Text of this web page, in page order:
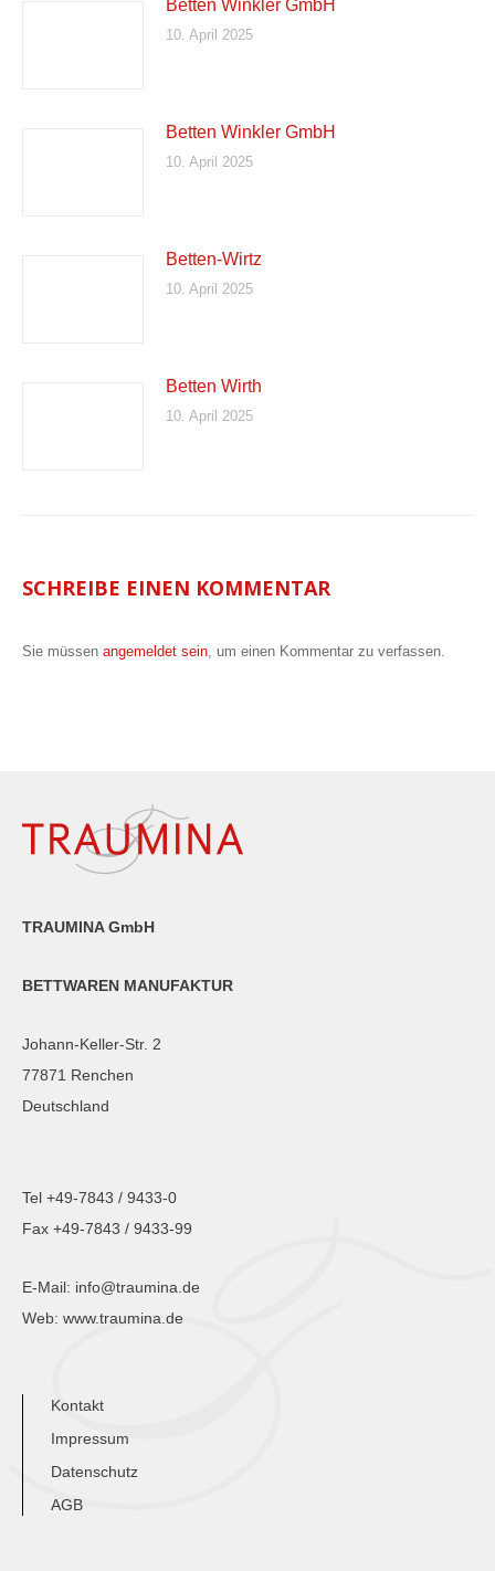
Betten Winkler GmbH
10. April 2025
Betten Winkler GmbH
10. April 2025
Betten-Wirtz
10. April 2025
Betten Wirth
10. April 2025
SCHREIBE EINEN KOMMENTAR
Sie müssen angemeldet sein, um einen Kommentar zu verfassen.
TRAUMINA GmbH
BETTWAREN MANUFAKTUR
Johann-Keller-Str. 2
77871 Renchen
Deutschland
Tel +49-7843 / 9433-0
Fax +49-7843 / 9433-99
E-Mail: info@traumina.de
Web: www.traumina.de
Kontakt
Impressum
Datenschutz
AGB